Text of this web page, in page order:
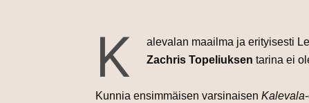
K alevalan maailma ja erityisesti
Zachris Topeliuksen tarina ei
Kunnia ensimmäisen varsinaisen Kalevala